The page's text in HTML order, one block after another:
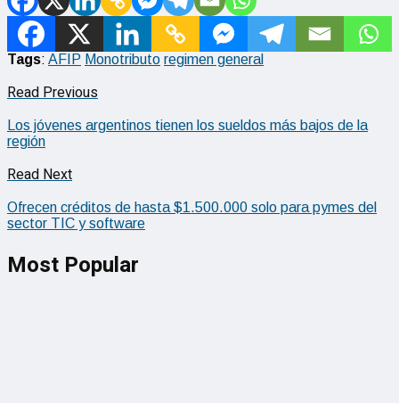
Tags: AFIP Monotributo regimen general
Read Previous
Los jóvenes argentinos tienen los sueldos más bajos de la
región
Read Next
Ofrecen créditos de hasta $1.500.000 solo para pymes del
sector TIC y software
Most Popular